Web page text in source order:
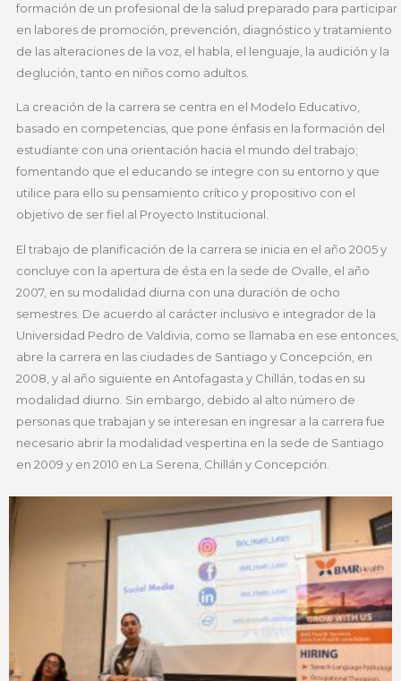
formación de un profesional de la salud preparado para participar
en labores de promoción, prevención, diagnóstico y tratamiento
de las alteraciones de la voz, el habla, el lenguaje, la audición y la
deglución, tanto en niños como adultos.
La creación de la carrera se centra en el Modelo Educativo,
basado en competencias, que pone énfasis en la formación del
estudiante con una orientación hacia el mundo del trabajo;
fomentando que el educando se integre con su entorno y que
utilice para ello su pensamiento crítico y propositivo con el
objetivo de ser fiel al Proyecto Institucional.
El trabajo de planificación de la carrera se inicia en el año 2005 y
concluye con la apertura de ésta en la sede de Ovalle, el año
2007, en su modalidad diurna con una duración de ocho
semestres. De acuerdo al carácter inclusivo e integrador de la
Universidad Pedro de Valdivia, como se llamaba en ese entonces,
abre la carrera en las ciudades de Santiago y Concepción, en
2008, y al año siguiente en Antofagasta y Chillán, todas en su
modalidad diurno. Sin embargo, debido al alto número de
personas que trabajan y se interesan en ingresar a la carrera fue
necesario abrir la modalidad vespertina en la sede de Santiago
en 2009 y en 2010 en La Serena, Chillán y Concepción.